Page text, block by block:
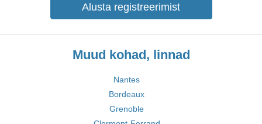
Alusta registreerimist
Muud kohad, linnad
Nantes
Bordeaux
Grenoble